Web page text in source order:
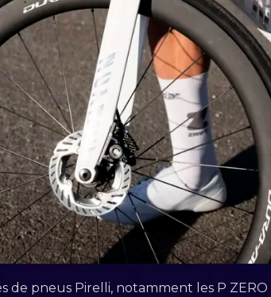
de pneus Pirelli, notamment les P ZERO